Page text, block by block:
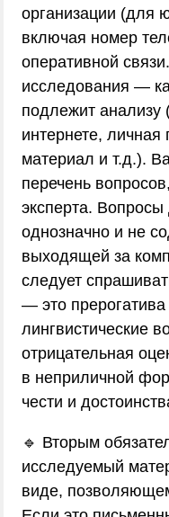
организации (для
включая номер
оперативной
исследования —
подлежит анализу
интернете,
материал и т.д.).
перечень
эксперта.
однозначно и не
выходящей за
следует
— это прерогатива
лингвистические
отрицательная
в неприличной
чести и
🔹 Вторым
исследуемый
виде,